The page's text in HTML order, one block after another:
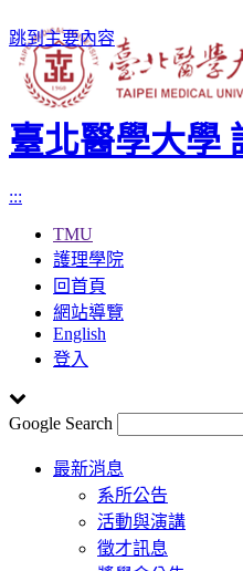
跳到主要內容
臺北醫學大學
:::
TMU
護理學院
回首頁
網站導覽
English
登入
Google Search
Toggle
navigation
最新消息
系所公告
活動與演講
徵才訊息